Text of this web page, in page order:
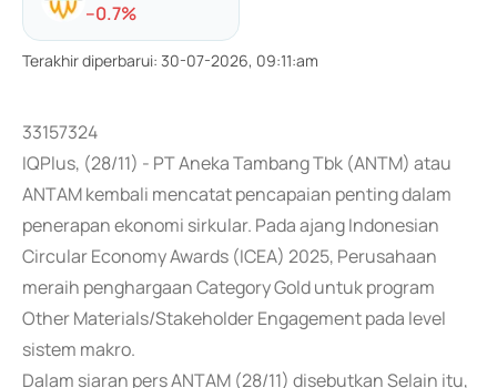
--0.7%
Terakhir diperbarui: 30-07-2026, 09:11:am
33157324
IQPlus, (28/11) - PT Aneka Tambang Tbk (ANTM) atau
ANTAM kembali mencatat pencapaian penting dalam
penerapan ekonomi sirkular. Pada ajang Indonesian
Circular Economy Awards (ICEA) 2025, Perusahaan
meraih penghargaan Category Gold untuk program
Other Materials/Stakeholder Engagement pada level
sistem makro.
Dalam siaran pers ANTAM (28/11) disebutkan Selain itu,